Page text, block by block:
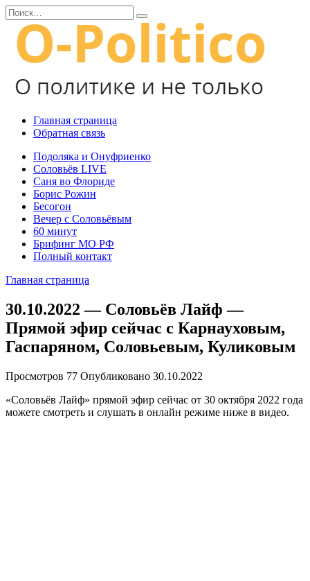
Перейти
к
содержанию
Search
for:
Главная страница
Обратная связь
Подоляка и Онуфриенко
Соловьёв LIVE
Саня во Флориде
Борис Рожин
Бесогон
Вечер с Соловьёвым
60 минут
Брифинг МО РФ
Полный контакт
Главная страница
30.10.2022 — Соловьёв Лайф —
Прямой эфир сейчас с Карнауховым,
Гаспаряном, Соловьевым, Куликовым
Просмотров 77 Опубликовано 30.10.2022
«Соловьёв Лайф» прямой эфир сейчас от 30 октября 2022 года
можете смотреть и слушать в онлайн режиме ниже в видео.